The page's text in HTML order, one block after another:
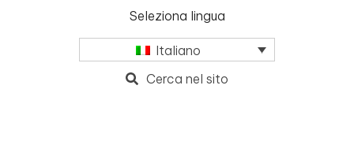
Seleziona lingua
Italiano
Cerca nel sito